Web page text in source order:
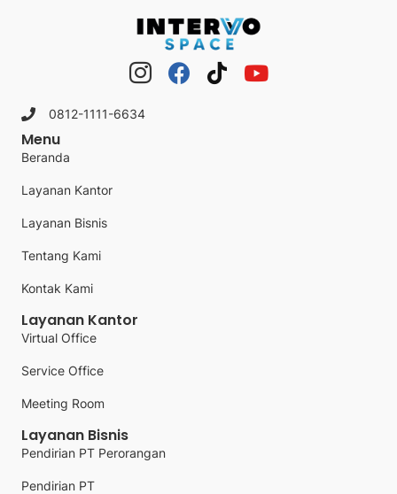
0812-1111-6634
Menu
Beranda
Layanan Kantor
Layanan Bisnis
Tentang Kami
Kontak Kami
Layanan Kantor
Virtual Office
Service Office
Meeting Room
Layanan Bisnis
Pendirian PT Perorangan
Pendirian PT